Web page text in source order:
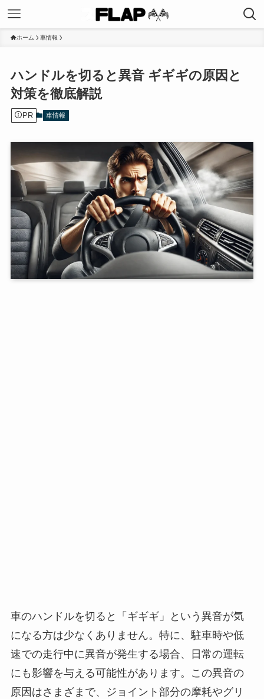
ホーム 車情報
ハンドルを切ると異音 ギギギの原因と
対策を徹底解説
PR 車情報
車のハンドルを切ると「ギギギ」という異音が気
になる方は少なくありません。特に、駐車時や低
速での走行中に異音が発生する場合、日常の運転
にも影響を与える可能性があります。この異音の
原因はさまざまで、ジョイント部分の摩耗やグリ